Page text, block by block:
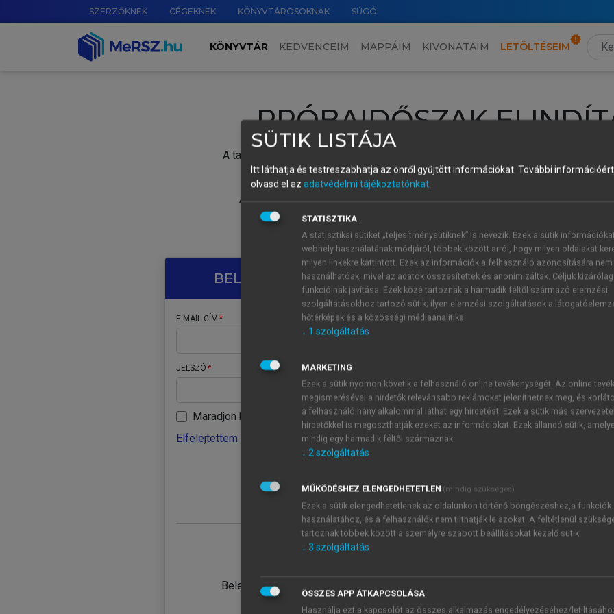
SZERZŐKNEK CÉGEKNEK KÖNYVTÁROSOKNAK SÚGÓ
KÖNYVTÁR KEDVENCEIM MAPPÁIM KIVONATAIM LETÖLTÉSEIM
PRÓBAIDŐSZAK
A tartalom megtekintéséhez lépj be a saját fiókoddal, iskolai azonosítóddal vagy
Új felhasználóként1 óra díjmentes hozzáférésrevagy
A próbaidőszak elindításához,
vagy hozz
A regisztráció után a
BELÉPÉS SAJÁT FIÓKKAL
E-MAIL-CÍM
JELSZÓ
Maradjon belépve
Elfelejtettem a jelszavamat
Belépés intézményi azonosítóval
ÚJ FIÓK
1 óra
JELSZÓ
Kérek értesítést a MeRSZ
Kérek értesítést az
SÜTIK LISTÁJA
Itt láthatja és testreszabhatja az önről gyűjtött információkat. További
olvasd el az adatvédelmi tájékoztatónkat.
STATISZTIKA
A statisztikai sütiket „teljesítménysütiknek” is nevezik. Ezek a sütik
webhely használatának módjáról, többek között arról, hogy milyen oldalakat
milyen linkekre kattintott. Ezek az információk a felhasználó azonosítására nem
használhatóak, mivel az adatok összesítettek és anonimizáltak. Céljuk
funkcióinak javítása. Ezek közé tartoznak a harmadik féltől származó elemzési
szolgáltatásokhoz tartozó sütik; ilyen elemzési szolgáltatások a
hőtérképek és a közösségi médiaanalitika.
↓ 1 szolgáltatás
MARKETING
Ezek a sütik nyomon követik a felhasználó online tevékenységét. Az online
megismerésével a hirdetők relevánsabb reklámokat jeleníthetnek meg, és
a felhasználó hány alkalommal láthat egy hirdetést. Ezek a sütik más
hirdetőkkel is megoszthatják ezeket az információkat. Ezek állandó sütik,
mindig egy harmadik féltől származnak.
↓ 2szolgáltatás
MŰKÖDÉSHEZ ELENGEDHETETLEN (mindig szükséges)
Ezek a sütik elengedhetetlenek az oldalunkon történő böngészéshez,a funkciók
használatához, és a felhasználók nem tilthatják le azokat. A feltétlenül
tartoznak többek között a személyre szabott beállításokat kezelő sütik.
↓ 3 szolgáltatás
ÖSSZES APP ÁTKAPCSOLÁSA
Használja ezt a kapcsolót az összes alkalmazás engedélyezéséhez/